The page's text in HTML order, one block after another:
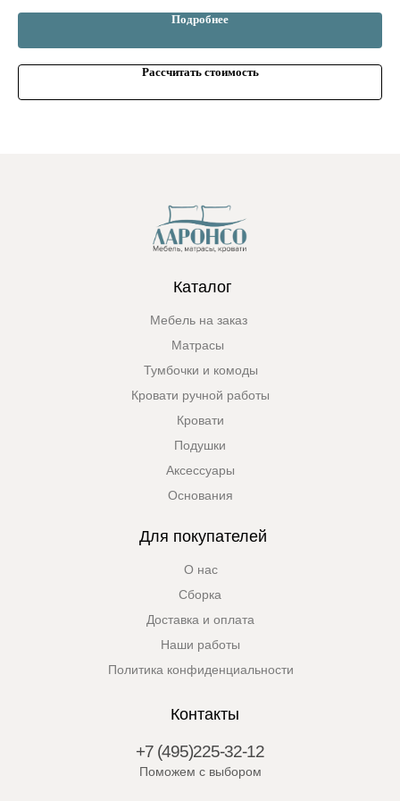
Подробнее
Рассчитать стоимость
Мебель на заказ
Каталог
Для покупателей
Контакты
+7 (495)225-32-12
Поможем с выбором
Матрасы
Тумбочки и комоды
Кровати ручной работы
Кровати
О нас
Доставка и оплата
Наши работы
Политика конфиденциальности
Подушки
Аксессуары
Сборка
Основания